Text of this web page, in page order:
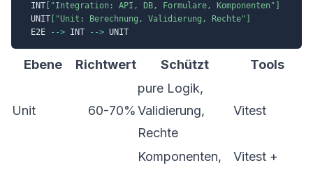
  INT
["Integration: API, DB, Formulare, Komponenten"]
  UNIT
["Unit: Berechnung, Validierung, Rechte"]
  E2E
--> INT -->
Ebene Richtwert Schützt Tools
Unit 60-70%
pure Logik,
Validierung,
Rechte
Vitest
Komponenten,
Vitest +